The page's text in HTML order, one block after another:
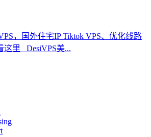
，国外住宅IP Tiktok VPS、优化线路
这里 DesiVPS美...